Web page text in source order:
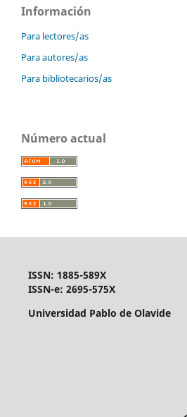
Información
Para lectores/as
Para autores/as
Para bibliotecarios/as
Número actual
ISSN: 1885-589X
ISSN-e: 2695-575X
Universidad Pablo de Olavide